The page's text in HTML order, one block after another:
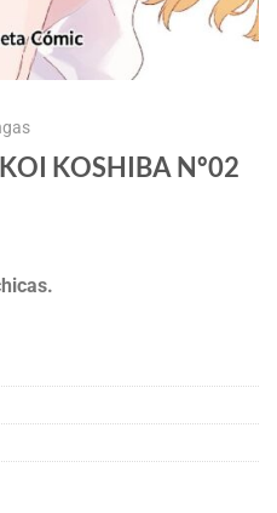
KOSHIBA Nº02